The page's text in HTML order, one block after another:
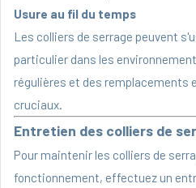
Usure au fil du temps
Les colliers de serrage peuvent
particulier dans les
régulières et des remplacements
cruciaux.
Entretien des colliers de
Pour maintenir les colliers de
fonctionnement, effectuez un